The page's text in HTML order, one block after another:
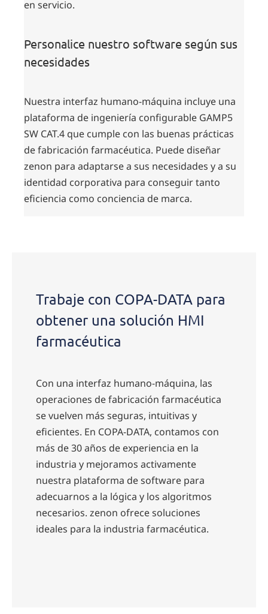
en servicio.
Personalice nuestro software según sus
necesidades
Nuestra interfaz humano-máquina incluye una
plataforma de ingeniería configurable GAMP5
SW CAT.4 que cumple con las buenas prácticas
de fabricación farmacéutica. Puede diseñar
zenon para adaptarse a sus necesidades y a su
identidad corporativa para conseguir tanto
eficiencia como conciencia de marca.
Trabaje con COPA-DATA para
obtener una solución HMI
farmacéutica
Con una interfaz humano-máquina, las
operaciones de fabricación farmacéutica
se vuelven más seguras, intuitivas y
eficientes. En COPA-DATA, contamos con
más de 30 años de experiencia en la
industria y mejoramos activamente
nuestra plataforma de software para
adecuarnos a la lógica y los algoritmos
necesarios. zenon ofrece soluciones
ideales para la industria farmacéutica.